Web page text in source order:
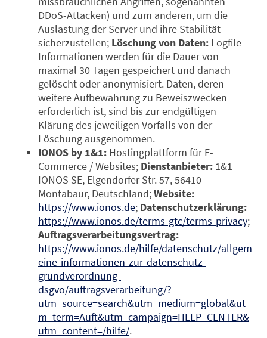
DDoS-Attacken) und zum anderen, um die
Auslastung der Server und ihre Stabilität
sicherzustellen; Löschung von Daten: Logfile-
Informationen werden für die Dauer von
maximal 30 Tagen gespeichert und danach
gelöscht oder anonymisiert. Daten, deren
weitere Aufbewahrung zu Beweiszwecken
erforderlich ist, sind bis zur endgültigen
Klärung des jeweiligen Vorfalls von der
Löschung ausgenommen.
IONOS by 1&1: Hostingplattform für E-
Commerce / Websites; Dienstanbieter: 1&1
IONOS SE, Elgendorfer Str. 57, 56410
Montabaur, Deutschland;Website:
https://www.ionos.de; Datenschutzerklärung:
https://www.ionos.de/terms-gtc/terms-privacy;
Auftragsverarbeitungsvertrag:
https://www.ionos.de/hilfe/datenschutz/allgem
eine-informationen-zur-datenschutz-
grundverordnung-
dsgvo/auftragsverarbeitung/?
utm_source=search&utm_medium=global&ut
m_term=Auft&utm_campaign=HELP_CENTER&
utm_content=/hilfe/.